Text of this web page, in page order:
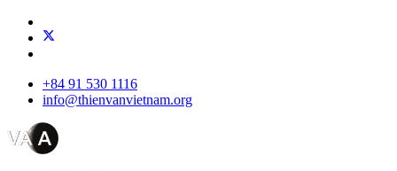
+84 91 530 1116
info@thienvanvietnam.org